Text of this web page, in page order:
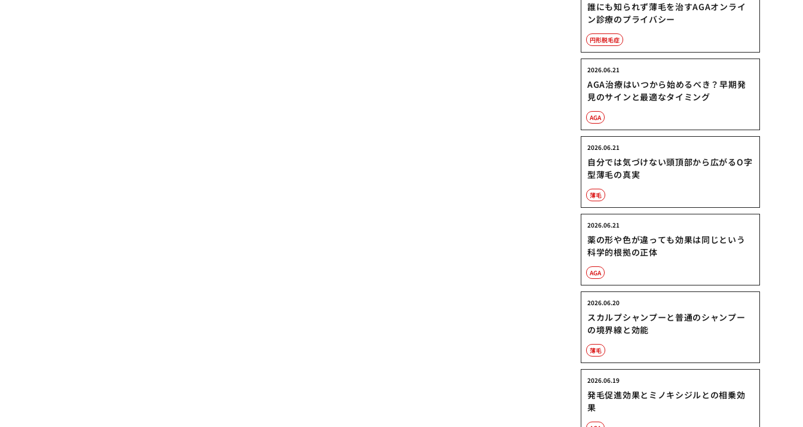
誰にも知られず薄毛を治すAGAオンライ
ン診療のプライバシー
円形脱毛症
AGA治療はいつから始めるべき？早期発
見のサインと最適なタイミング
2026.06.21
AGA
自分では気づけない頭頂部から広がるO字
型薄毛の真実
2026.06.21
薄毛
薬の形や色が違っても効果は同じという
科学的根拠の正体
2026.06.21
AGA
スカルプシャンプーと普通のシャンプー
の境界線と効能
2026.06.20
薄毛
発毛促進効果とミノキシジルとの相乗効
果
2026.06.19